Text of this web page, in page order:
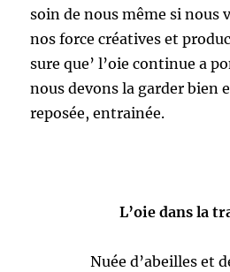
soin de nous même si nous
nos force créatives et
sure que’ l’oie continue a
nous devons la garder bien
reposée, entrainée.
L’oie dans la
Nuée d’abeilles et